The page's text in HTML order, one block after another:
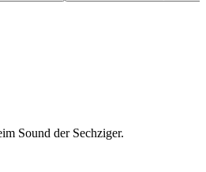
Sound der Sechziger.